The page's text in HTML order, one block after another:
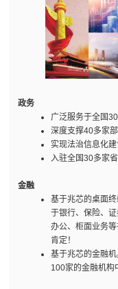
政务
广泛服务于全国
深度支撑40多家
实现法治信息化
入驻全国30多家
金融
基于兆芯的桌面
于银行、保险、
办公、柜面业务
肯定！
基于兆芯的金融
100家的金融机构